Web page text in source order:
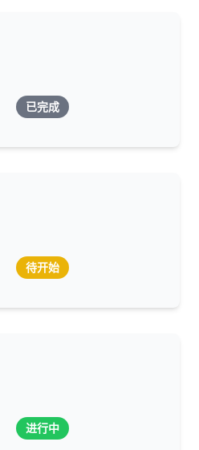
已完成
待开始
进行中